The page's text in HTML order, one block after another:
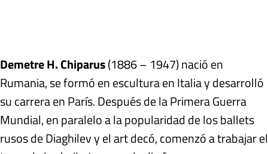
Demetre H. Chiparus(1886 – 1947) nació en
Rumania, se formó en escultura en Italia y desarrolló
su carrera en París. Después de la Primera Guerra
Mundial, en paralelo a la popularidad de los ballets
rusos de Diaghilev y el art decó, comenzó a trabajar el